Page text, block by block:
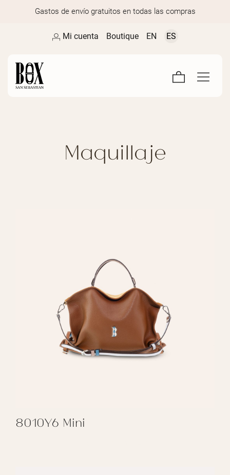
Gastos de envío gratuitos en todas las compras
Mi cuenta Boutique EN ES
Maquillaje
8010Y6 Mini